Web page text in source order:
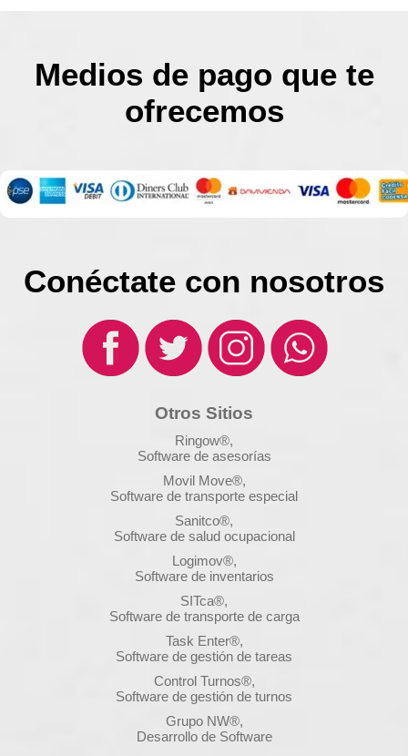
Medios de pago que te
ofrecemos
Conéctate con nosotros
Otros Sitios
Ringow®,
Software de asesorías
Movil Move®,
Software de transporte especial
Sanitco®,
Software de salud ocupacional
Logimov®,
Software de inventarios
SITca®,
Software de transporte de carga
Task Enter®,
Software de gestión de tareas
Control Turnos®,
Software de gestión de turnos
Grupo NW®,
Desarrollo de Software